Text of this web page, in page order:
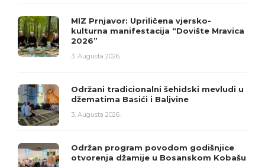
MIZ Prnjavor: Upriličena vjersko-
kulturna manifestacija “Dovište Mravica
2026”
3. Augusta 2026.
Održani tradicionalni šehidski mevludi u
džematima Basići i Baljvine
3. Augusta 2026.
Održan program povodom godišnjice
otvorenja džamije u Bosanskom Kobašu